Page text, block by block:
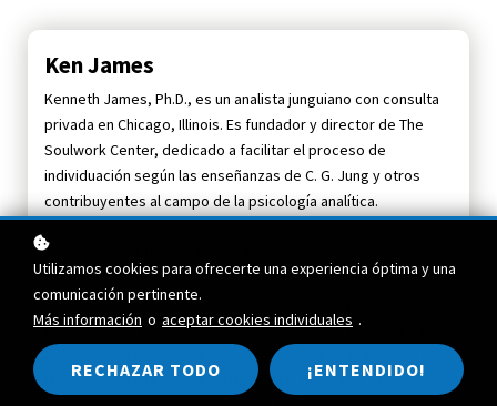
Ken James
Kenneth James, Ph.D., es un analista junguiano con consulta
privada en Chicago, Illinois. Es fundador y director de The
Soulwork Center, dedicado a facilitar el proceso de
individuación según las enseñanzas de C. G. Jung y otros
contribuyentes al campo de la psicología analítica.
El Dr. James obtuvo su doctorado en la Universidad
Northwestern y un diploma en psicología analítica en el
Instituto C. G. Jung de Chicago. Durante su trayectoria,
estudió canto en el Conservatorio Americano de Música y
aprendió una modalidad de musicoterapia en el Instituto para
la Conciencia y la Música de Baltimore, Maryland. También
Utilizamos cookies para ofrecerte una experiencia óptima y una
comunicación pertinente.
Más información o aceptar cookies individuales .
RECHAZAR TODO ¡ENTENDIDO!